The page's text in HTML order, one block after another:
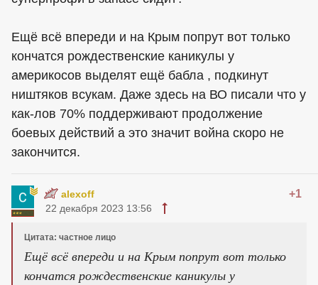
Ещё всё впереди и на Крым попрут вот только
кончатся рождественские каникулы у
америкосов выделят ещё бабла , подкинут
ништяков всукам. Даже здесь на ВО писали что у
как-лов 70% поддерживают продолжение
боевых действий а это значит война скоро не
закончится.
alexoff +1
22 декабря 2023 13:56
Цитата: частное лицо
Ещё всё впереди и на Крым попрут вот только
кончатся рождественские каникулы у